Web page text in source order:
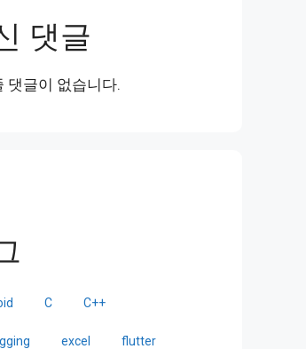
댓글
댓글이 없습니다.
C C++
excel flutter